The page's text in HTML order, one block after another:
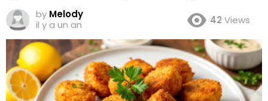
by Melody
il y a un an
42 Views